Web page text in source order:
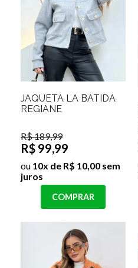
JAQUETA LÃ BATIDA
REGIANE
R$ 189,99
R$ 99,99
ou 10x de R$ 10,00 sem
juros
COMPRAR